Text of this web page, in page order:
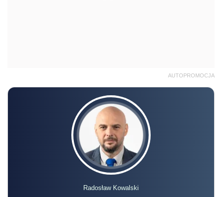
AUTOPROMOCJA
Radosław Kowalski